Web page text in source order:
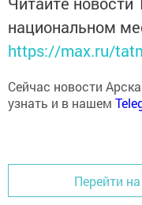
национальном
https://max.ru/
узнать и в нашем
Перейти